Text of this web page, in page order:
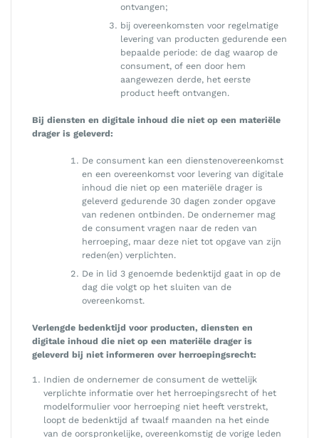
ontvangen;
bij overeenkomsten voor regelmatige
levering van producten gedurende een
bepaalde periode: de dag waarop de
consument, of een door hem
aangewezen derde, het eerste
product heeft ontvangen.
Bij diensten en digitale inhoud die niet op een materiële
drager is geleverd:
De consument kan een dienstenovereenkomst
en een overeenkomst voor levering van digitale
inhoud die niet op een materiële drager is
geleverd gedurende 30 dagen zonder opgave
van redenen ontbinden. De ondernemer mag
de consument vragen naar de reden van
herroeping, maar deze niet tot opgave van zijn
reden(en) verplichten.
De in lid 3 genoemde bedenktijd gaat in op de
dag die volgt op het sluiten van de
overeenkomst.
Verlengde bedenktijd voor producten, diensten en
digitale inhoud die niet op een materiële drager is
geleverd bij niet informeren over herroepingsrecht:
Indien de ondernemer de consument de wettelijk
verplichte informatie over het herroepingsrecht of het
modelformulier voor herroeping niet heeft verstrekt,
loopt de bedenktijd af twaalf maanden na het einde
van de oorspronkelijke, overeenkomstig de vorige leden